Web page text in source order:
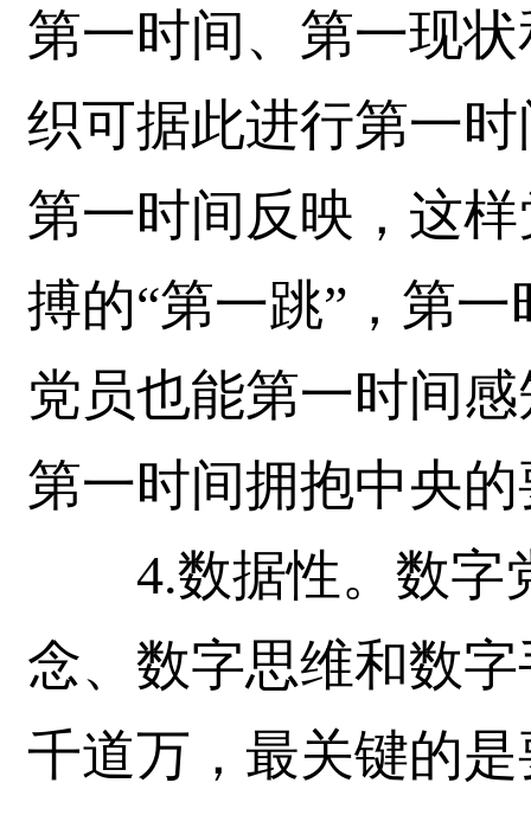
第一时间、第一现
织可据此进行第一
第一时间反映，这
搏的“第一跳”，第
党员也能第一时间
第一时间拥抱中央
4.数据性。数字
念、数字思维和数
千道万，最关键的